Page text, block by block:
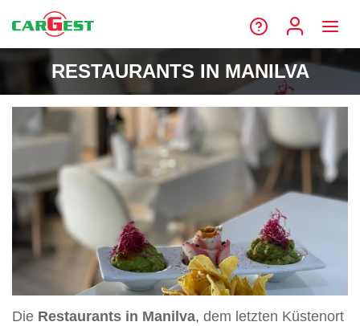
RESTAURANTS IN MANILVA
Die Restaurants in Manilva, dem letzten Küstenort